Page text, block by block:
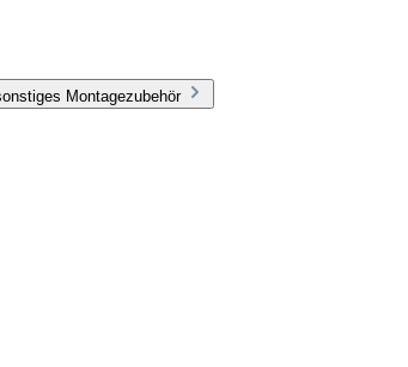
Montagezubehör